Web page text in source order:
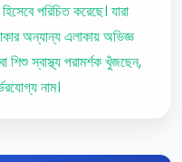
পরিচিত করেছে। যারা
অন্যান্য এলাকায় অভিজ্ঞ
শিশু স্বাস্থ্য পরামর্শক খুঁজছেন,
নাম।